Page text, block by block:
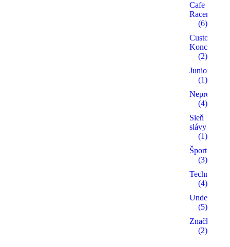
Cafe
Racer
(6)
Custom /
Koncepty
(2)
Junior
(1)
(4)
Sieň
slávy
(1)
Šport
(3)
Technika
(4)
(5)
Značky
(2)